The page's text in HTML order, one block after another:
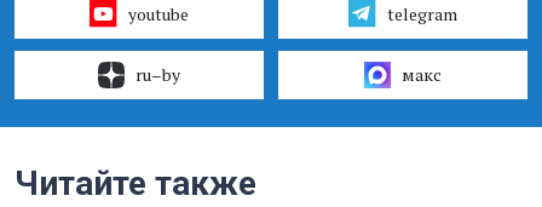
youtube telegram
ru–by макс
Читайте также